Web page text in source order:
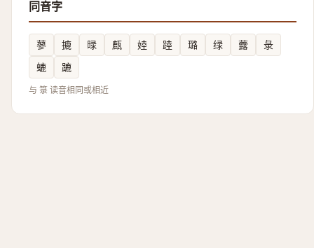
同音字
蓼 摝 㫽 㼾 㛬 踛 璐 绿 虂
彔
螰
蹗
与 箓 读音相同或相近